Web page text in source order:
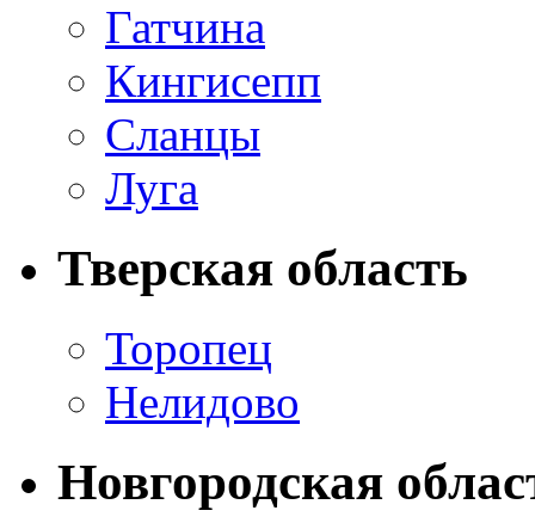
Гатчина
Кингисепп
Сланцы
Луга
Тверская область
Торопец
Нелидово
Новгородская